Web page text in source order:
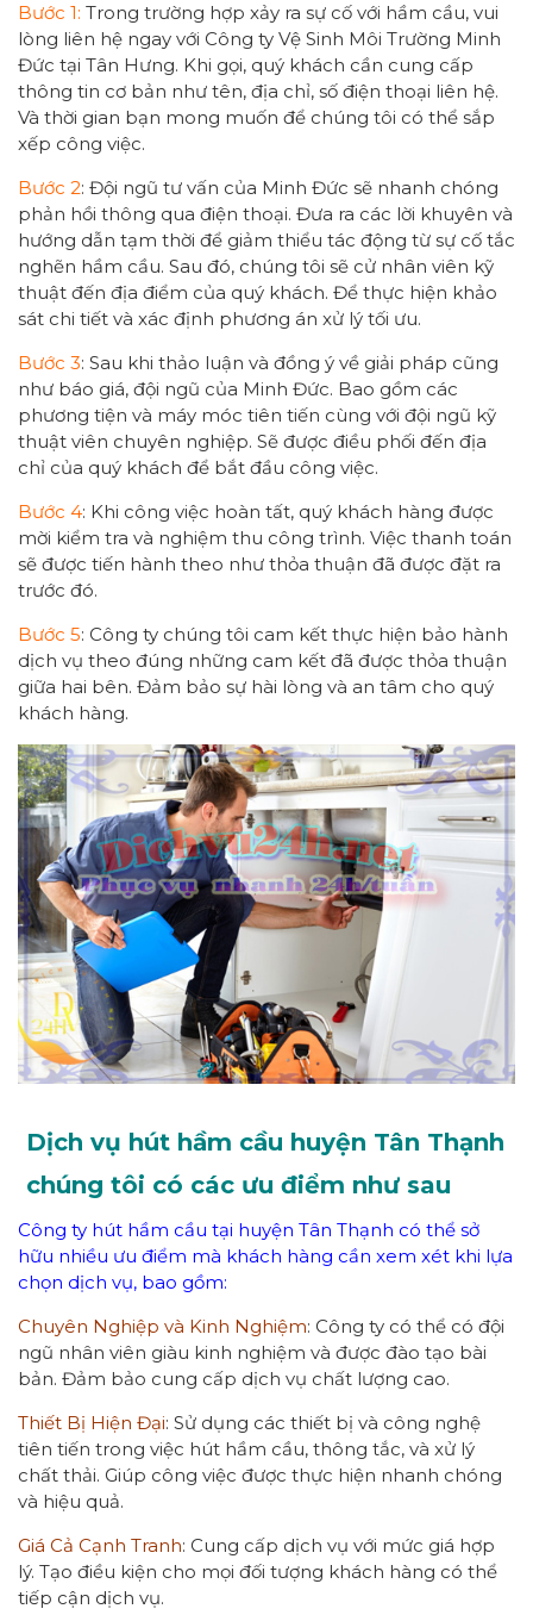
Bước 1: Trong trường hợp xảy ra sự cố với hầm cầu, vui
lòng liên hệ ngay với Công ty Vệ Sinh Môi Trường Minh
Đức tại Tân Hưng. Khi gọi, quý khách cần cung cấp
thông tin cơ bản như tên, địa chỉ, số điện thoại liên hệ.
Và thời gian bạn mong muốn để chúng tôi có thể sắp
xếp công việc.
Bước 2: Đội ngũ tư vấn của Minh Đức sẽ nhanh chóng
phản hồi thông qua điện thoại. Đưa ra các lời khuyên và
hướng dẫn tạm thời để giảm thiểu tác động từ sự cố tắc
nghẽn hầm cầu. Sau đó, chúng tôi sẽ cử nhân viên kỹ
thuật đến địa điểm của quý khách. Để thực hiện khảo
sát chi tiết và xác định phương án xử lý tối ưu.
Bước 3: Sau khi thảo luận và đồng ý về giải pháp cũng
như báo giá, đội ngũ của Minh Đức. Bao gồm các
phương tiện và máy móc tiên tiến cùng với đội ngũ kỹ
thuật viên chuyên nghiệp. Sẽ được điều phối đến địa
chỉ của quý khách để bắt đầu công việc.
Bước 4: Khi công việc hoàn tất, quý khách hàng được
mời kiểm tra và nghiệm thu công trình. Việc thanh toán
sẽ được tiến hành theo như thỏa thuận đã được đặt ra
trước đó.
Bước 5: Công ty chúng tôi cam kết thực hiện bảo hành
dịch vụ theo đúng những cam kết đã được thỏa thuận
giữa hai bên. Đảm bảo sự hài lòng và an tâm cho quý
khách hàng.
Dịch vụ hút hầm cầu huyện Tân Thạnh
chúng tôi có các ưu điểm như sau
Công ty hút hầm cầu tại huyện Tân Thạnh có thể sở
hữu nhiều ưu điểm mà khách hàng cần xem xét khi lựa
chọn dịch vụ, bao gồm:
Chuyên Nghiệp và Kinh Nghiệm: Công ty có thể có đội
ngũ nhân viên giàu kinh nghiệm và được đào tạo bài
bản. Đảm bảo cung cấp dịch vụ chất lượng cao.
Thiết Bị Hiện Đại: Sử dụng các thiết bị và công nghệ
tiên tiến trong việc hút hầm cầu, thông tắc, và xử lý
chất thải. Giúp công việc được thực hiện nhanh chóng
và hiệu quả.
Giá Cả Cạnh Tranh: Cung cấp dịch vụ với mức giá hợp
lý. Tạo điều kiện cho mọi đối tượng khách hàng có thể
tiếp cận dịch vụ.